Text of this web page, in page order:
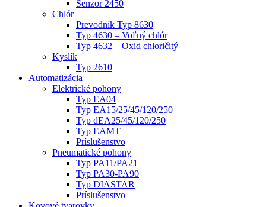
Senzor 2450
Chlór
Prevodník Typ 8630
Typ 4630 – Voľný chlór
Typ 4632 – Oxid chloričitý
Kyslík
Typ 2610
Automatizácia
Elektrické pohony
Typ EA04
Typ EA15/25/45/120/250
Typ dEA25/45/120/250
Typ EAMT
Príslušenstvo
Pneumatické pohony
Typ PA11/PA21
Typ PA30-PA90
Typ DIASTAR
Príslušenstvo